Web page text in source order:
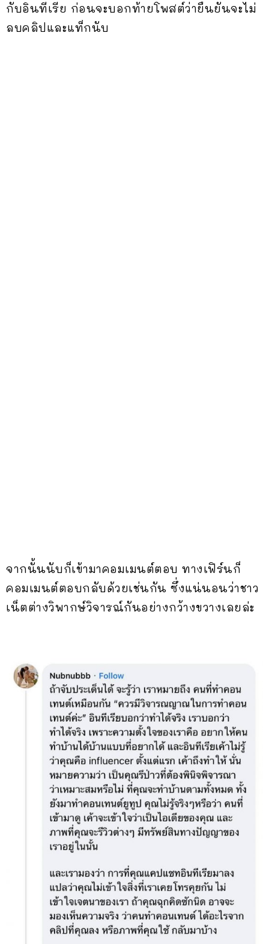
กับอินทีเรีย ก่อนจะบอกท้ายโพสต์ว่ายืนยันจะไม่
ลบคลิปและแท็กนับ
จากนั้นนับก็เข้ามาคอมเมนต์ตอบ ทางเฟิร์นก็
คอมเมนต์ตอบกลับด้วยเช่นกัน ซึ่งแน่นอนว่าชาว
เน็ตต่างวิพากษ์วิจารณ์กันอย่างกว้างขวางเลยล่ะ